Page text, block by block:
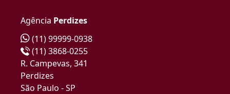
Agência Perdizes
(11) 99999-0938
(11) 3868-0255
R. Campevas, 341
Perdizes
São Paulo - SP